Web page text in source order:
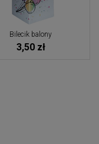
Bilecik balony
3,50 zł